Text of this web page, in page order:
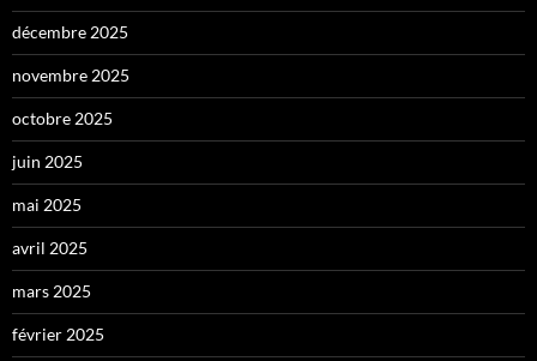
décembre 2025
novembre 2025
octobre 2025
juin 2025
mai 2025
avril 2025
mars 2025
février 2025